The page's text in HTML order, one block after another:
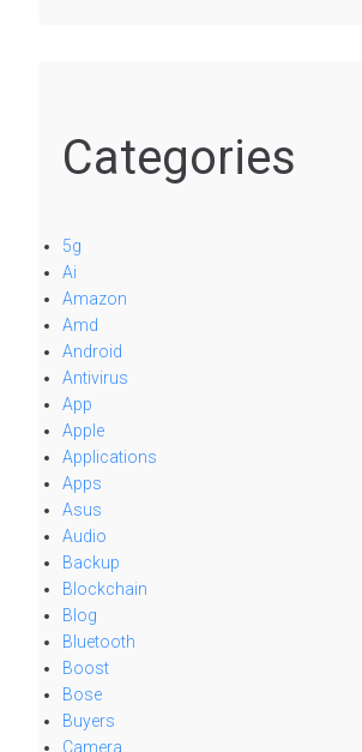
Categories
5g
Ai
Amazon
Amd
Android
Antivirus
App
Apple
Applications
Apps
Asus
Audio
Backup
Blockchain
Blog
Bluetooth
Boost
Bose
Buyers
Camera